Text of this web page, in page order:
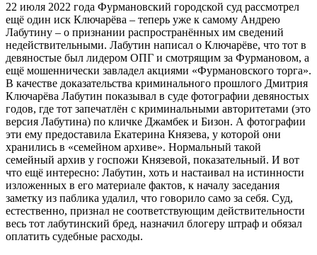
22 июля 2022 года Фурмановский городской суд рассмотрел
ещё один иск Ключарёва – теперь уже к самому Андрею
Лабутину – о признании распространённых им сведений
недействительными. Лабутин написал о Ключарёве, что тот в
девяностые был лидером ОПГ и смотрящим за Фурмановом, а
ещё мошеннически завладел акциями «Фурмановского торга».
В качестве доказательства криминального прошлого Дмитрия
Ключарёва Лабутин показывал в суде фотографии девяностых
годов, где тот запечатлён с криминальными авторитетами (это
версия Лабутина) по кличке Джамбек и Бизон. А фотографии
эти ему предоставила Екатерина Князева, у которой они
хранились в «семейном архиве». Нормальный такой
семейный архив у госпожи Князевой, показательный. И вот
что ещё интересно: Лабутин, хоть и настаивал на истинности
изложенных в его материале фактов, к началу заседания
заметку из паблика удалил, что говорило само за себя. Суд,
естественно, признал не соответствующим действительности
весь тот лабутинский бред, назначил блогеру штраф и обязал
оплатить судебные расходы.